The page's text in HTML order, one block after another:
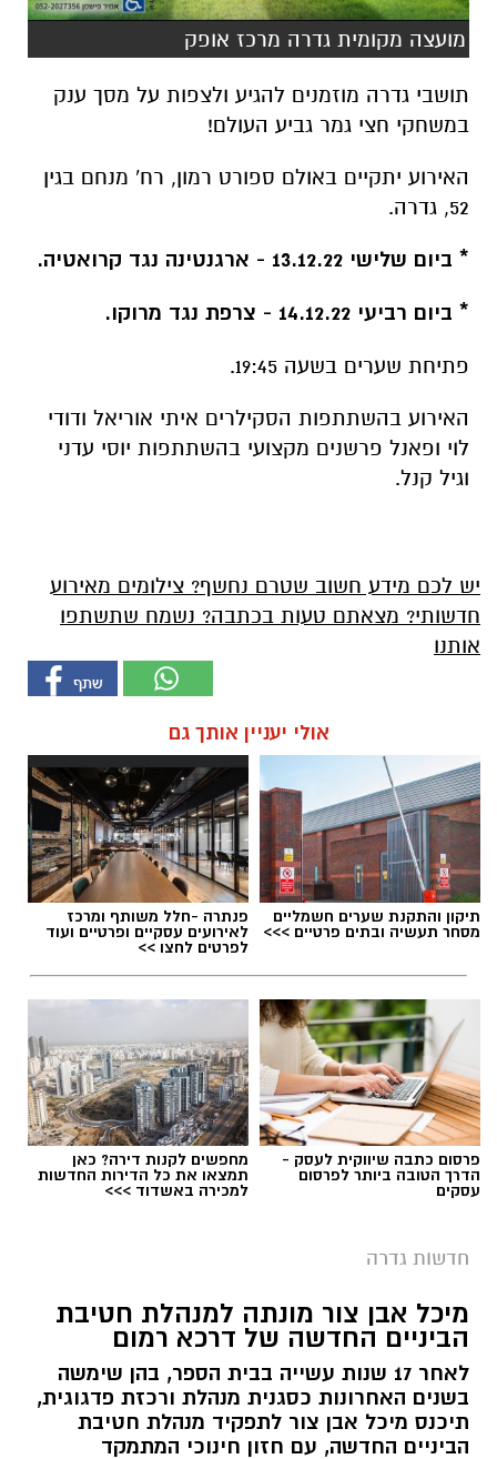
מועצה מקומית גדרה מרכז אופק
תושבי גדרה מוזמנים להגיע ולצפות על מסך ענק
במשחקי חצי גמר גביע העולם!
האירוע יתקיים באולם ספורט רמון, רח' מנחם בגין
52, גדרה.
* ביום שלישי 13.12.22 - ארגנטינה נגד קרואטיה.
* ביום רביעי 14.12.22 - צרפת נגד מרוקו.
פתיחת שערים בשעה 19:45.
האירוע בהשתתפות הסקילרים איתי אוריאל ודודי
לוי ופאנל פרשנים מקצועי בהשתתפות יוסי עדני
וגיל קנל.
יש לכם מידע חשוב שטרם נחשף? צילומים מאירוע
חדשותי? מצאתם טעות בכתבה? נשמח שתשתפו
אותנו
אולי יעניין אותך גם
תיקון והתקנת שערים חשמליים
מסחר תעשיה ובתים פרטיים >>>
פנתרה -חלל משותף ומרכז
לאירועים עסקיים ופרטיים ועוד
לפרטים לחצו >>
פרסום כתבה שיווקית לעסק -
הדרך הטובה ביותר לפרסום
עסקים
מחפשים לקנות דירה? כאן
תמצאו את כל הדירות החדשות
למכירה באשדוד >>>
חדשות גדרה
מיכל אבן צור מונתה למנהלת חטיבת
הביניים החדשה של דרכא רמום
לאחר 17 שנות עשייה בבית הספר, בהן שימשה
בשנים האחרונות כסגנית מנהלת ורכזת פדגוגית,
תיכנס מיכל אבן צור לתפקיד מנהלת חטיבת
הביניים החדשה, עם חזון חינוכי המתמקד